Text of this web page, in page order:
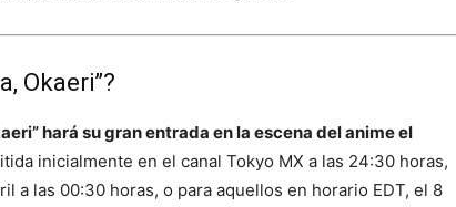
Okaeri”?
hará su gran entrada en la escena del anime el
inicialmente en el canal Tokyo MX a las 24:30 horas,
a las 00:30 horas, o para aquellos en horario EDT, el 8